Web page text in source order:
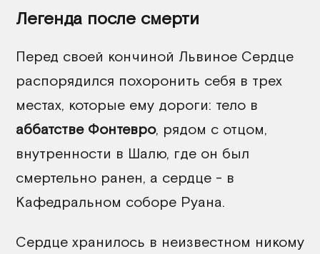
Легенда после смерти
Перед своей кончиной Львиное Сердце
распорядился похоронить себя в трех
местах, которые ему дороги: тело в
аббатстве Фонтевро, рядом с отцом,
внутренности в Шалю, где он был
смертельно ранен, а сердце - в
Кафедральном соборе Руана.
Сердце хранилось в неизвестном никому